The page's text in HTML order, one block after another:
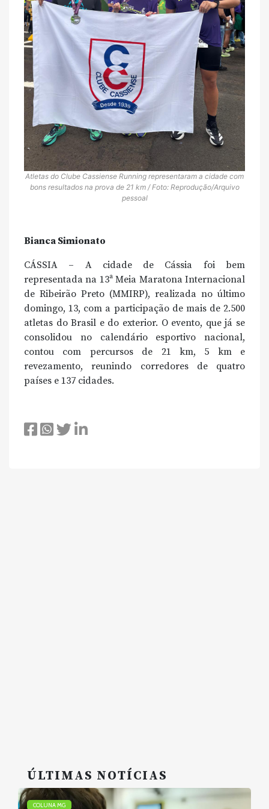
Atletas do Clube Cassiense Running representaram a cidade com
bons resultados na prova de 21 km / Foto: Reprodução/Arquivo
pessoal
Bianca Simionato
CÁSSIA – A cidade de Cássia foi bem
representada na 13ª Meia Maratona Internacional
de Ribeirão Preto (MMIRP), realizada no último
domingo, 13, com a participação de mais de 2.500
atletas do Brasil e do exterior. O evento, que já se
consolidou no calendário esportivo nacional,
contou com percursos de 21 km, 5 km e
revezamento, reunindo corredores de quatro
países e 137 cidades.
ÚLTIMAS NOTÍCIAS
COLUNA MG